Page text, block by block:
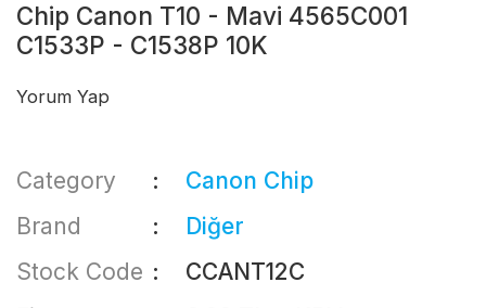
Chip Canon T10 - Mavi 4565C001
C1533P - C1538P 10K
Yorum Yap
Category
Canon Chip
Brand
Diğer
Stock Code
CCANT12C